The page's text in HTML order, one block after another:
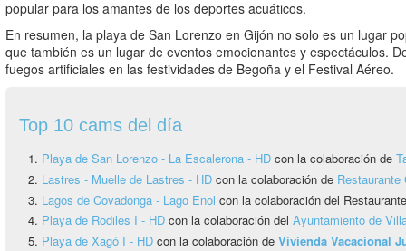
popular para los amantes de los deportes acuáticos.
En resumen, la playa de San Lorenzo en Gijón no solo es un lugar
que también es un lugar de eventos emocionantes y espectáculos.
fuegos artificiales en las festividades de Begoña y el Festival Aéreo.
Top 10 cams del día
Playa de San Lorenzo - La Escalerona - HD con la colaboración de
Lastres - Muelle de Lastres - HD con la colaboración de
Lagos de Covadonga - Lago Enol con la colaboración del
Playa de Rodiles I - HD con la colaboración del Ayuntamiento de
Playa de Xagó I - HD con la colaboración de Vivienda Vacacional